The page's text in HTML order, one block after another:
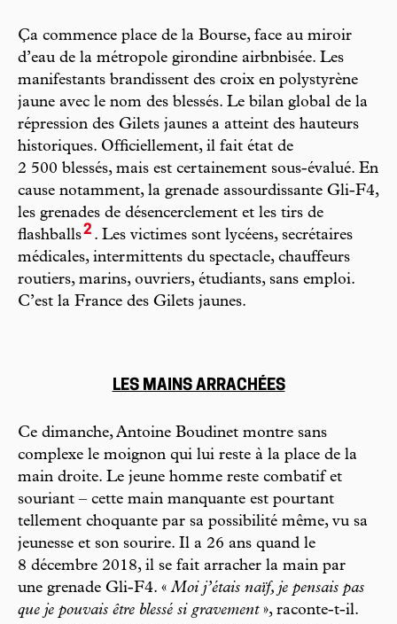
Ça commence place de la Bourse, face au miroir
d’eau de la métropole girondine airbnbisée. Les
manifestants brandissent des croix en polystyrène
jaune avec le nom des blessés. Le bilan global de la
répression des Gilets jaunes a atteint des hauteurs
historiques. Officiellement, il fait état de
2 500 blessés, mais est certainement sous-évalué. En
cause notamment, la grenade assourdissante Gli-F4,
les grenades de désencerclement et les tirs de
flashballs2 . Les victimes sont lycéens, secrétaires
médicales, intermittents du spectacle, chauffeurs
routiers, marins, ouvriers, étudiants, sans emploi.
C’est la France des Gilets jaunes.
LES MAINS ARRACHÉES
Ce dimanche, Antoine Boudinet montre sans
complexe le moignon qui lui reste à la place de la
main droite. Le jeune homme reste combatif et
souriant – cette main manquante est pourtant
tellement choquante par sa possibilité même, vu sa
jeunesse et son sourire. Il a 26 ans quand le
8 décembre 2018, il se fait arracher la main par
une grenade Gli-F4. «Moi j’étais naïf, je pensais pas
que je pouvais être blessé si gravement», raconte-t-il.